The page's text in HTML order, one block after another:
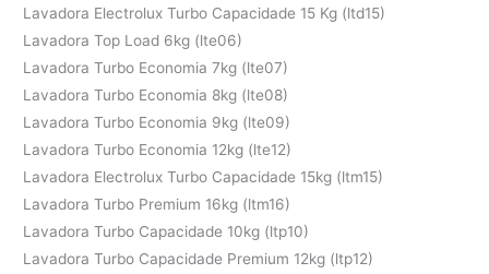
Lavadora Electrolux Turbo Capacidade 15 Kg (ltd15)
Lavadora Top Load 6kg (lte06)
Lavadora Turbo Economia 7kg (lte07)
Lavadora Turbo Economia 8kg (lte08)
Lavadora Turbo Economia 9kg (lte09)
Lavadora Turbo Economia 12kg (lte12)
Lavadora Electrolux Turbo Capacidade 15kg (ltm15)
Lavadora Turbo Premium 16kg (ltm16)
Lavadora Turbo Capacidade 10kg (ltp10)
Lavadora Turbo Capacidade Premium 12kg (ltp12)